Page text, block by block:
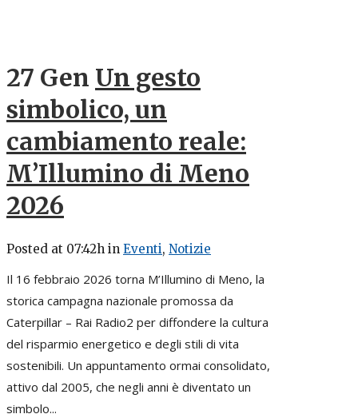
27 Gen Un gesto
simbolico, un
cambiamento reale:
M’Illumino di Meno
2026
Posted at 07:42h in Eventi, Notizie
Il 16 febbraio 2026 torna M’Illumino di Meno, la
storica campagna nazionale promossa da
Caterpillar – Rai Radio2 per diffondere la cultura
del risparmio energetico e degli stili di vita
sostenibili. Un appuntamento ormai consolidato,
attivo dal 2005, che negli anni è diventato un
simbolo...